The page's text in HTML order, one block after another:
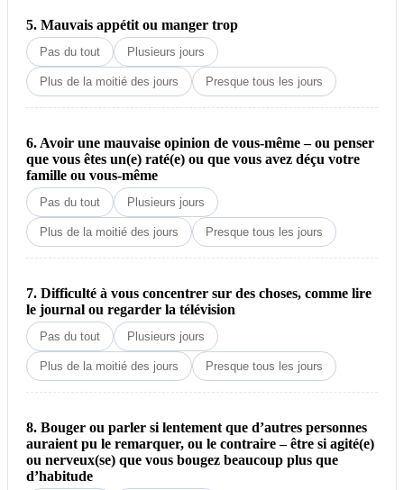
5. Mauvais appétit ou manger trop
Pas du tout Plusieurs jours
Plus de la moitié des jours Presque tous les jours
6. Avoir une mauvaise opinion de vous-même – ou penser
que vous êtes un(e) raté(e) ou que vous avez déçu votre
famille ou vous-même
Pas du tout Plusieurs jours
Plus de la moitié des jours Presque tous les jours
7. Difficulté à vous concentrer sur des choses, comme lire
le journal ou regarder la télévision
Pas du tout Plusieurs jours
Plus de la moitié des jours Presque tous les jours
8. Bouger ou parler si lentement que d’autres personnes
auraient pu le remarquer, ou le contraire – être si agité(e)
ou nerveux(se) que vous bougez beaucoup plus que
d’habitude